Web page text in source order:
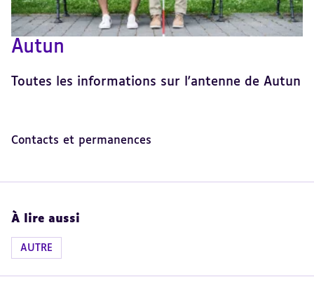
Autun
Toutes les informations sur l'antenne de Autun
Contacts et permanences
au
À lire aussi
AUTRE